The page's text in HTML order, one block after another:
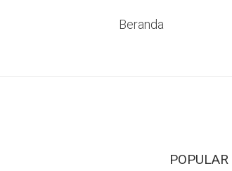
Beranda